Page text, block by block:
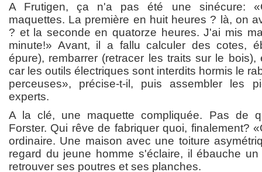
A Frutigen, ça n'a pas été une sinécure:
maquettes. La première en huit heures ? là, on
? et la seconde en quatorze heures. J'ai mis
minute!» Avant, il a fallu calculer des cotes,
épure), rembarrer (retracer les traits sur le
car les outils électriques sont interdits hormis le
perceuses», précise-t-il, puis assembler les
experts.
A la clé, une maquette compliquée. Pas de
Forster. Qui rêve de fabriquer quoi, finalement?
ordinaire. Une maison avec une toiture
regard du jeune homme s'éclaire, il ébauche
retrouver ses poutres et ses planches.